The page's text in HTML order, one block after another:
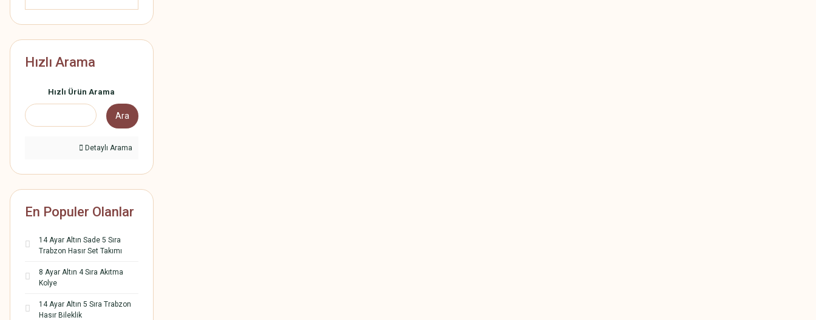
Hızlı Arama
Hızlı Ürün Arama
Ara
Detaylı Arama
En Populer Olanlar
14 Ayar Altın Sade 5 Sıra
Trabzon Hasır Set Takımı
8 Ayar Altın 4 Sıra Akıtma
Kolye
14 Ayar Altın 5 Sıra Trabzon
Hasır Bileklik